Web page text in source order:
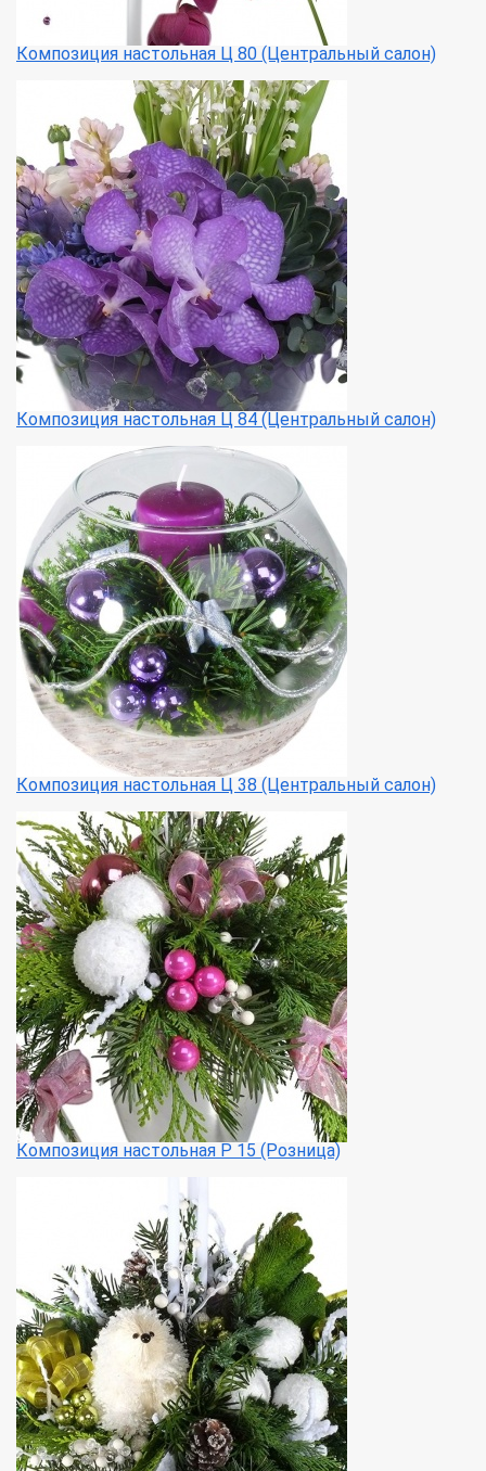
Композиция настольная Ц 80 (Центральный салон)
Композиция настольная Ц 84 (Центральный салон)
Композиция настольная Ц 38 (Центральный салон)
Композиция настольная Р 15 (Розница)